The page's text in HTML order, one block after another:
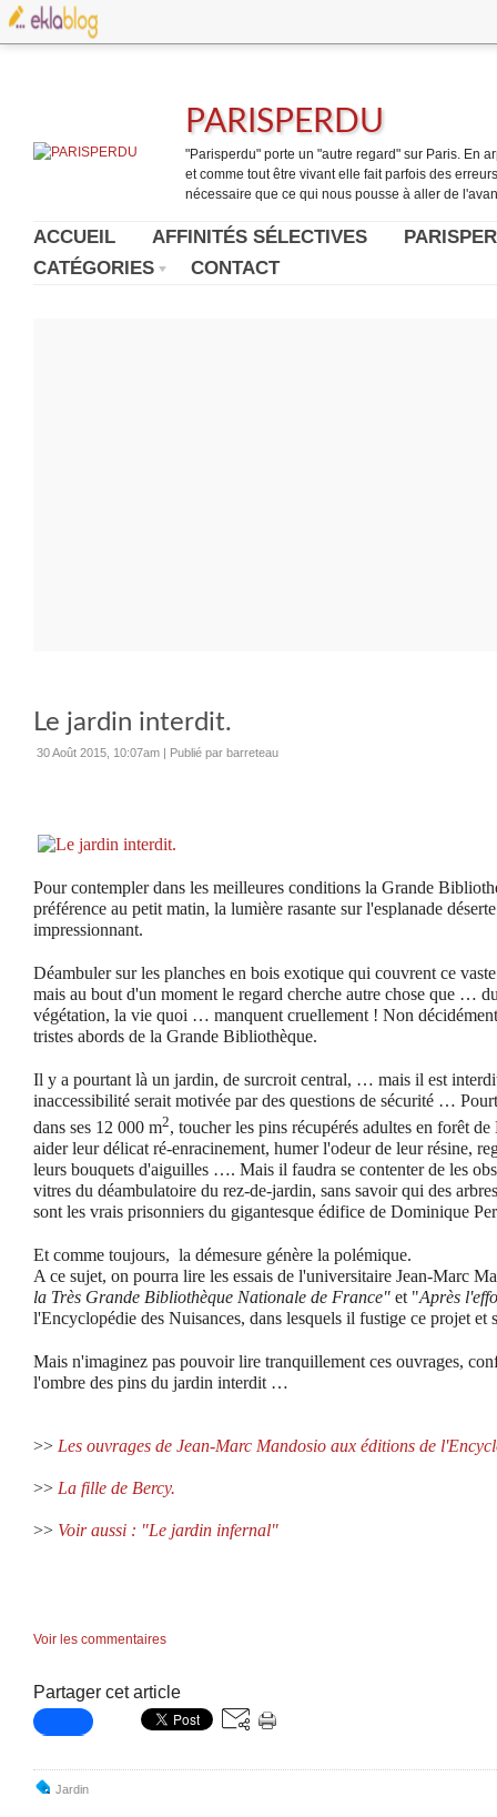
PARISPERDU
"Parisperdu" porte un "autre regard" sur Paris. En
et comme tout être vivant elle fait parfois des
nécessaire que ce qui nous pousse à aller de
ACCUEIL AFFINITÉS SÉLECTIVES
CATÉGORIES
CONTACT
Le jardin interdit.
30 Août 2015, 10:07am | Publié par barreteau
Pour contempler dans les meilleures conditions la Grande
préférence au petit matin, la lumière rasante sur l'esplanade
impressionnant.
Déambuler sur les planches en bois exotique qui couvrent ce vaste
mais au bout d'un moment le regard cherche autre chose que …
végétation, la vie quoi … manquent cruellement ! Non
tristes abords de la Grande Bibliothèque.
Il y a pourtant là un jardin, de surcroit central, … mais il est
inaccessibilité serait motivée par des questions de sécurité …
dans ses 12 000 m2, toucher les pins récupérés adultes en forêt
aider leur délicat ré-enracinement, humer l'odeur de leur résine,
leurs bouquets d'aiguilles …. Mais il faudra se contenter de les
vitres du déambulatoire du rez-de-jardin, sans savoir qui des
sont les vrais prisonniers du gigantesque édifice de Dominique
Et comme toujours, la démesure génère la polémique.
A ce sujet, on pourra lire les essais de l'universitaire Jean-Marc
la Très Grande Bibliothèque Nationale de France" et "Après
l'Encyclopédie des Nuisances, dans lesquels il fustige ce projet et
Mais n'imaginez pas pouvoir lire tranquillement ces ouvrages,
l'ombre des pins du jardin interdit …
>> Les ouvrages de Jean-Marc Mandosio aux éditions de
>> La fille de Bercy.
>> Voir aussi : "Le jardin infernal"
Voir les commentaires
Partager cet article
Jardin